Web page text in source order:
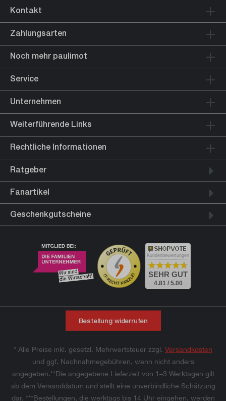
Kontakt
Zahlungsarten
Noch mehr paulimot
Service
Unternehmen
Weiterführende Links
Rechtliche Informationen
Ratgeber
Fanartikel
Geschenkgutscheine
Kundenbewertungen
SEHR GUT
4.81 / 5.00
Bestellung widerrufen
* Alle Preise inkl. gesetzl. Mehrwertsteuer zzgl. Versandkosten
und ggf. Nachnahmegebühren, wenn nicht anders
angegeben.**Die angegebene Lieferzeit von 1–3 Werktagen gilt
ab dem Versanddatum und stellt eine unverbindliche Schätzung
dar. ***Bestellungen, die werktags bis 14 Uhr eingehen, werden